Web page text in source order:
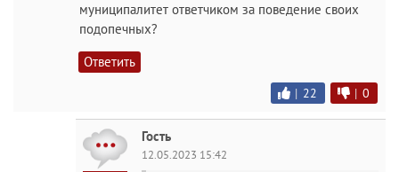
муниципалитет ответчиком за поведение своих
подопечных?
Ответить
| 22 | 0
Гость
12.05.2023 15:42